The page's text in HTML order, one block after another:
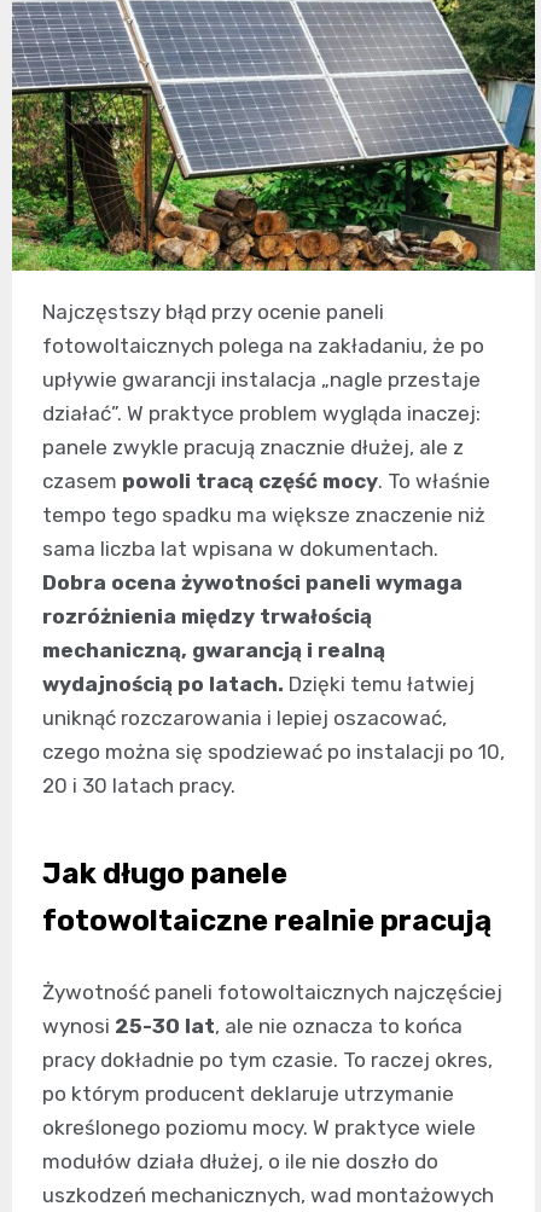
Najczęstszy błąd przy ocenie paneli
fotowoltaicznych polega na zakładaniu, że po
upływie gwarancji instalacja „nagle przestaje
działać”. W praktyce problem wygląda inaczej:
panele zwykle pracują znacznie dłużej, ale z
czasem powoli tracą część mocy. To właśnie
tempo tego spadku ma większe znaczenie niż
sama liczba lat wpisana w dokumentach.
Dobra ocena żywotności paneli wymaga
rozróżnienia między trwałością
mechaniczną, gwarancją i realną
wydajnością po latach. Dzięki temu łatwiej
uniknąć rozczarowania i lepiej oszacować,
czego można się spodziewać po instalacji po 10,
20 i 30 latach pracy.
Jak długo panele
fotowoltaiczne realnie pracują
Żywotność paneli fotowoltaicznych najczęściej
wynosi 25-30 lat, ale nie oznacza to końca
pracy dokładnie po tym czasie. To raczej okres,
po którym producent deklaruje utrzymanie
określonego poziomu mocy. W praktyce wiele
modułów działa dłużej, o ile nie doszło do
uszkodzeń mechanicznych, wad montażowych